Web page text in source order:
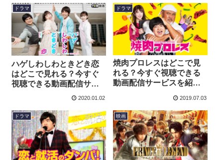
ドラマ
ハゲしわしわときどき恋
はどこで見れる？今すぐ
視聴できる動画配信サー
2020.01.02
ドラマ
焼肉プロレスはどこで見
れる？今すぐ視聴できる
動画配信サービスを紹
2019.07.03
ドラマ 映画